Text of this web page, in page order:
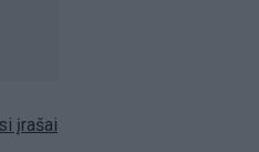
įrašai